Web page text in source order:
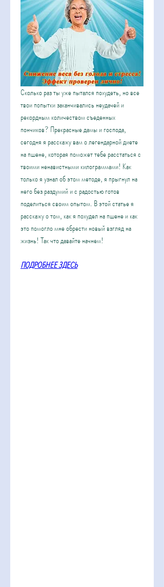
Сколько раз ты уже пытался похудеть, но все
твои попытки заканчивались неудачей и
рекордным количеством съеденных
пончиков? Прекрасные дамы и господа,
сегодня я расскажу вам о легендарной диете
на пшене, которая поможет тебе расстаться с
твоими ненавистными килограммами! Как
только я узнал об этом методе, я прыгнул на
него без раздумий и с радостью готов
поделиться своим опытом. В этой статье я
расскажу о том, как я похудел на пшене и как
это помогло мне обрести новый взгляд на
жизнь! Так что давайте начнем!
ПОДРОБНЕЕ ЗДЕСЬ